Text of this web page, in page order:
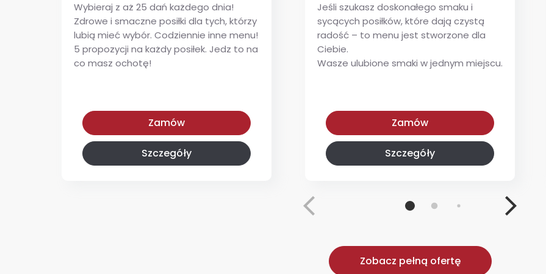
Wybieraj z aż 25 dań każdego dnia!
Zdrowe i smaczne posiłki dla tych, którzy
lubią mieć wybór. Codziennie inne menu!
5 propozycji na każdy posiłek. Jedz to na
co masz ochotę!
Z wyborem menu
Zamów
Szczegóły
Jeśli szukasz doskonałego smaku i
sycących posiłków, które dają czystą
radość – to menu jest stworzone dla
Ciebie.
Wasze ulubione smaki w jednym miejscu.
Po Prostu Pyszna
Zamów
Szczegóły
Zobacz pełną ofertę